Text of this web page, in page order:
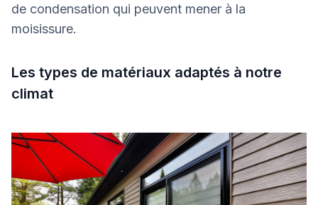
de condensation qui peuvent mener à la
moisissure.
Les types de matériaux adaptés à notre
climat